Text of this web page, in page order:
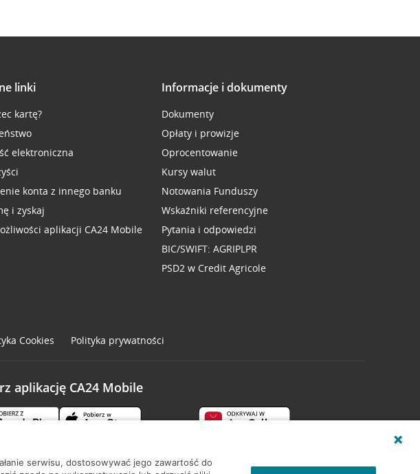
linki
kartę?
elektroniczna
konta z innego banku
i zyskaj
aplikacji CA24 Mobile
Informacje i dokumenty
Dokumenty
Opłaty i prowizje
Oprocentowanie
Kursy walut
Notowania Funduszy
Wskaźniki referencyjne
Pytania i odpowiedzi
BIC/SWIFT: AGRIPLPR
PSD2 w Credit Agricole
Cookies Polityka prywatności
aplikację CA24 Mobile
serwisu, dostosowywać jego zawartość do